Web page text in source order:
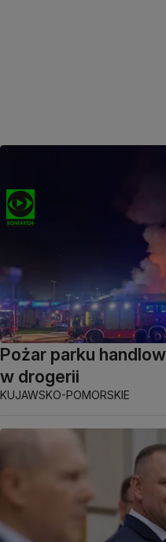
Pożar parku
w drogerii
KUJAWSKO-POMORSKIE